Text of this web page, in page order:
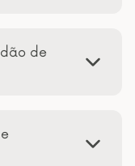
de